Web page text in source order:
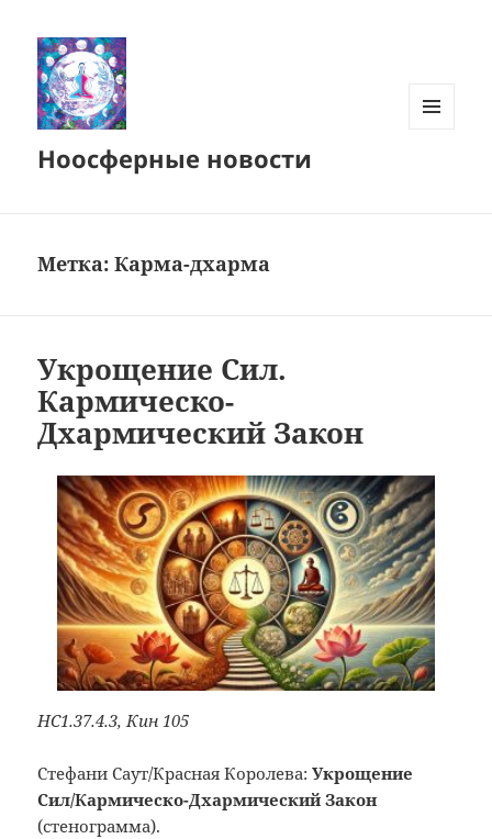
Ноосферные новости
Метка:Карма-дхарма
Укрощение Сил.
Кармическо-
Дхармический Закон
НС1.37.4.3, Кин 105
Стефани Саут/Красная Королева:Укрощение
Сил/Кармическо-Дхармический Закон
(стенограмма).